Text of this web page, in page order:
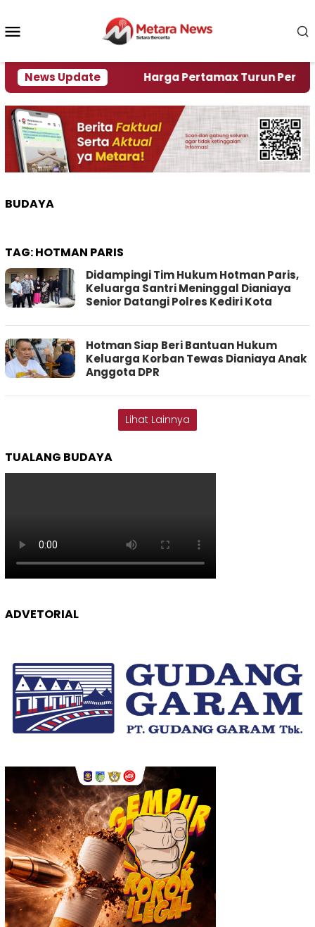
konten
News Update
Krisi Air Harga Pertamax Turun Per Hari
BUDAYA
TAG:HOTMAN PARIS
Didampingi Tim Hukum Hotman Paris,
Keluarga Santri Meninggal Dianiaya
Senior Datangi Polres Kediri Kota
Hotman Siap Beri Bantuan Hukum
Keluarga Korban Tewas Dianiaya Anak
Anggota DPR
Lihat Lainnya
TUALANG BUDAYA
ADVETORIAL